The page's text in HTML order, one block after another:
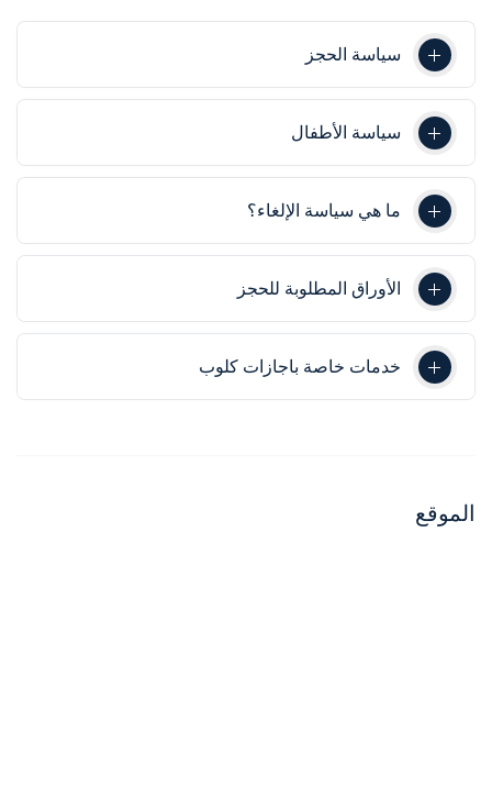
سياسة الحجز
سياسة الأطفال
ما هي سياسة الإلغاء؟
الأوراق المطلوبة للحجز
خدمات خاصة باجازات كلوب
الموقع